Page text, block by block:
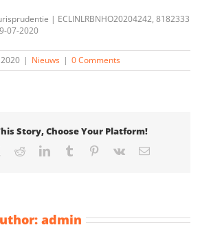
| ECLINLRBNHO20204242, 8182333
07-2020
| Nieuws | 0 Comments
Story, Choose Your Platform!
RedditLinkedInTumblr Pinterest
Vk Email
admin